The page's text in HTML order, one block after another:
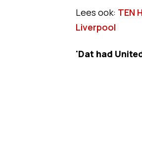
Lees ook: TEN
Liverpool
'Dat had